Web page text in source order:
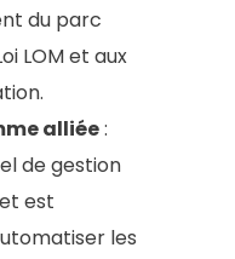
du parc
LOM et aux
alliée:
de gestion
est
les